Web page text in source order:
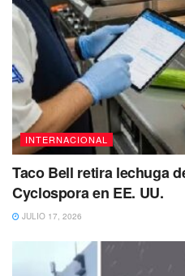
INTERNACIONAL
Taco Bell retira lechuga
Cyclospora en EE. UU.
JULIO 17, 2026